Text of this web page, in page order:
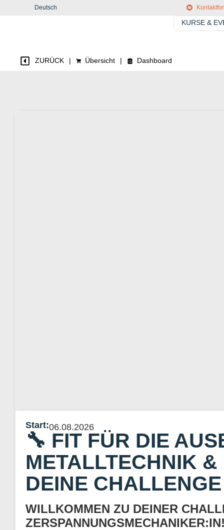
Deutsch
KURSE &
ZURÜCK | Übersicht | Dashboard
Start:06.08.2026
🔧 FIT FÜR DIE
METALLTECHNIK
DEINE CHALLENGE
WILLKOMMEN ZU DEINER
ZERSPANNUNGSMECHANIKER:IN!